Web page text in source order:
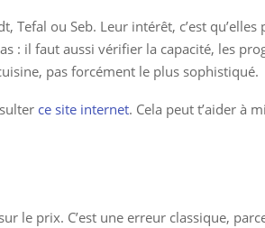
ou Seb. Leur intérêt, c’est
: il faut aussi vérifier la capacité, les
pas forcément le plus sophistiqué.
ce site internet. Cela peut t’aider à
le prix. C’est une erreur classique,